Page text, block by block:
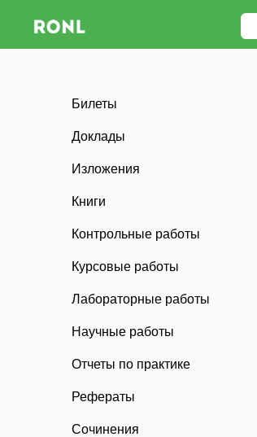
Билеты
Доклады
Изложения
Книги
Контрольные работы
Курсовые работы
Лабораторные работы
Научные работы
Отчеты по практике
Рефераты
Сочинения